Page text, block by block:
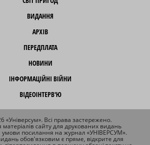
ВИДАННЯ
АРХІВ
ПЕРЕДПЛАТА
НОВИНИ
ІНФОРМАЦІЙНІ ВІЙНИ
ВІДЕОІНТЕРВ'Ю
«Універсум». Всі права застережено.
сайту для друкованих видань
умови посилання на журнал «УНІВЕРСУМ».
обов'язковим є пряме, відкрите для